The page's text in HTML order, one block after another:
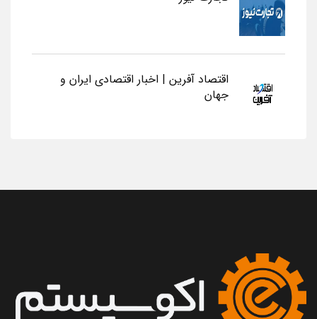
اقتصاد آفرین | اخبار اقتصادی ایران و
جهان